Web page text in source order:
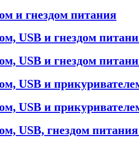
и гнездом питания
USB и гнездом
USB и гнездом
USB и
USB и
USB, гнездом